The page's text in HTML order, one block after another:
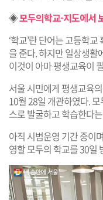
◈모두의학교-지도에서
‘학교’란 단어는 고등학
을 준다. 하지만 일상생활
이것이 아마 평생교육이
서울 시민에게 평생교육
10월 28일 개관하였다.
스로 발굴하고 학습한다
아직 시범운영 기간 중이
영할 모두의 학교를 30일